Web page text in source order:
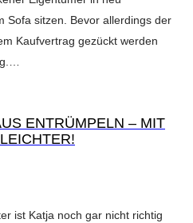
Sofa sitzen. Bevor allerdings der
Kaufvertrag gezückt werden
ENTRÜMPELN – MIT
ist Katja noch gar nicht richtig